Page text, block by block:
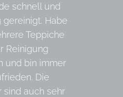
schnell und
gereinigt. Habe
Teppiche
Reinigung
und bin immer
Die
sind auch sehr